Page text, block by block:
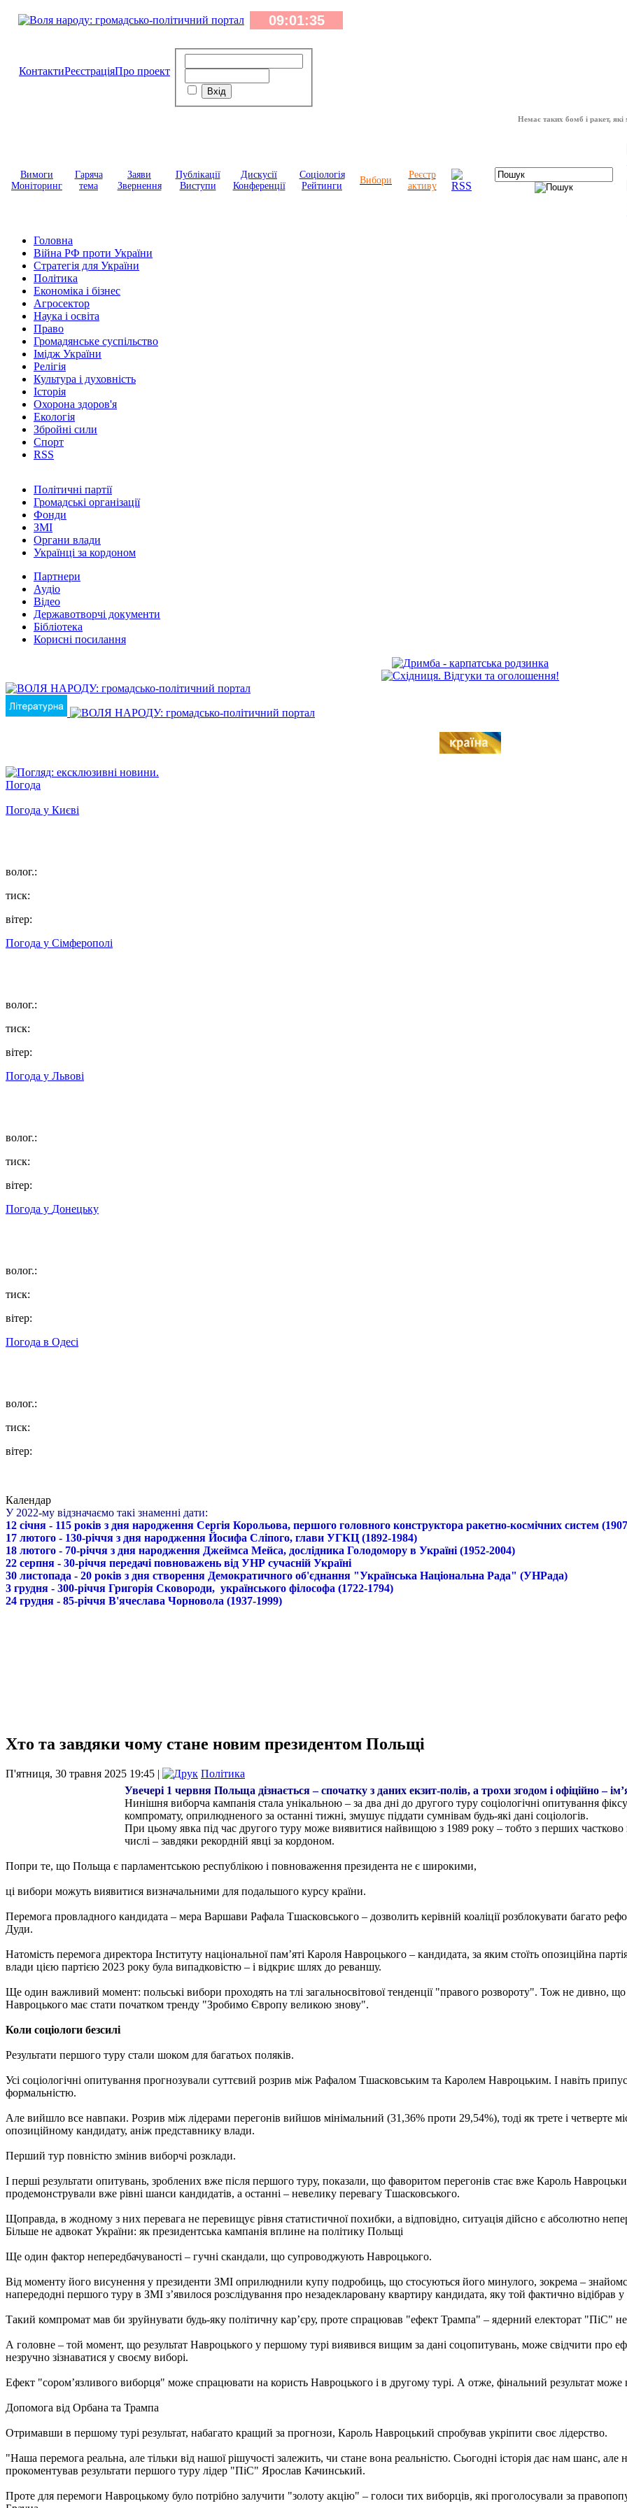
КонтактиРеєстраціяПро проект
Немає таких бомб і ракет, які
Вимоги
Моніторинг
Гаряча
тема
Заяви
Звернення
Публікації
Виступи
Дискусії
Конференції
Соціологія
Рейтинги
Вибори
Реєстр
активу
Головна
Війна РФ проти України
Стратегія для України
Політика
Економіка і бізнес
Агросектор
Наука і освіта
Право
Громадянське суспільство
Імідж України
Релігія
Культура і духовність
Історія
Охорона здоров'я
Екологія
Збройні сили
Спорт
RSS
Політичні партії
Громадські організації
Фонди
ЗМІ
Органи влади
Українці за кордоном
Партнери
Аудіо
Відео
Державотворчі документи
Бібліотека
Корисні посилання
Погода
Погода у Києві
волог.:
тиск:
вітер:
Погода у Сімферополі
волог.:
тиск:
вітер:
Погода у Львові
волог.:
тиск:
вітер:
Погода у Донецьку
волог.:
тиск:
вітер:
Погода в Одесі
волог.:
тиск:
вітер:
Календар
У 2022-му відзначаємо такі знаменні дати:
12 січня - 115 років з дня народження Сергія Корольова, першого головного конструктора ракетно-космічних систем
17 лютого - 130-річчя з дня народження Йосифа Сліпого, глави УГКЦ (1892-1984)
18 лютого - 70-річчя з дня народження Джеймса Мейса, дослідника Голодомору в Україні (1952-2004)
22 серпня - 30-річчя передачі повноважень від УНР сучасній Україні
30 листопада - 20 років з дня створення Демократичного об'єднання "Українська Національна Рада" (УНРада)
3 грудня - 300-річчя Григорія Сковороди, українського філософа (1722-1794)
24 грудня - 85-річчя В'ячеслава Чорновола (1937-1999)
Хто та завдяки чому стане новим президентом Польщі
П'ятниця, 30 травня 2025 19:45 |
Політика
Увечері 1 червня Польща дізнається – спочатку з даних екзит-полів, а трохи згодом і офіційно –
Нинішня виборча кампанія стала унікальною – за два дні до другого туру соціологічні опитування
компромату, оприлюдненого за останні тижні, змушує піддати сумнівам будь-які дані соціологів.
При цьому явка під час другого туру може виявитися найвищою з 1989 року – тобто з перших
числі – завдяки рекордній явці за кордоном.
Попри те, що Польща є парламентською республікою і повноваження президента не є широкими,
ці вибори можуть виявитися визначальними для подальшого курсу країни.
Перемога провладного кандидата – мера Варшави Рафала Тшасковського – дозволить керівній коаліції розблокувати багато
Дуди.
Натомість перемога директора Інституту національної пам’яті Кароля Навроцького – кандидата, за яким стоїть опозиційна
влади цією партією 2023 року була випадковістю – і відкриє шлях до реваншу.
Ще один важливий момент: польські вибори проходять на тлі загальносвітової тенденції "правого розвороту". Тож не дивно,
Навроцького має стати початком тренду "Зробимо Європу великою знову".
Коли соціологи безсилі
Результати першого туру стали шоком для багатьох поляків.
Усі соціологічні опитування прогнозували суттєвий розрив між Рафалом Тшасковським та Каролем Навроцьким. І навіть
формальністю.
Але вийшло все навпаки. Розрив між лідерами перегонів вийшов мінімальний (31,36% проти 29,54%), тоді як трете і четверте
опозиційному кандидату, аніж представнику влади.
Перший тур повністю змінив виборчі розклади.
І перші результати опитувань, зроблених вже після першого туру, показали, що фаворитом перегонів стає вже Кароль
продемонстрували вже рівні шанси кандидатів, а останні – невелику перевагу Тшасковського.
Щоправда, в жодному з них перевага не перевищує рівня статистичної похибки, а відповідно, ситуація дійсно є абсолютно
Більше не адвокат України: як президентська кампанія вплине на політику Польщі
Ще один фактор непередбачуваності – гучні скандали, що супроводжують Навроцького.
Від моменту його висунення у президенти ЗМІ оприлюднили купу подробиць, що стосуються його минулого, зокрема –
напередодні першого туру в ЗМІ з’явилося розслідування про незадекларовану квартиру кандидата, яку той фактично відібрав у
Такий компромат мав би зруйнувати будь-яку політичну кар’єру, проте спрацював "ефект Трампа" – ядерний електорат "ПіС"
А головне – той момент, що результат Навроцького у першому турі виявився вищим за дані соцопитувань, може свідчити про
незручно зізнаватися у своєму виборі.
Ефект "сором’язливого виборця" може спрацювати на користь Навроцького і в другому турі. А отже, фінальний результат може
Допомога від Орбана та Трампа
Отримавши в першому турі результат, набагато кращий за прогнози, Кароль Навроцький спробував укріпити своє лідерство.
"Наша перемога реальна, але тільки від нашої рішучості залежить, чи стане вона реальністю. Сьогодні історія дає нам шанс,
прокоментував результати першого туру лідер "ПіС" Ярослав Качинський.
Проте для перемоги Навроцькому було потрібно залучити "золоту акцію" – голоси тих виборців, які проголосували за